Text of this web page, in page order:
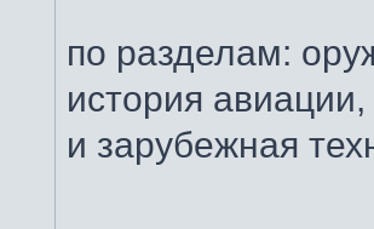
по разделам:
история
и зарубежная